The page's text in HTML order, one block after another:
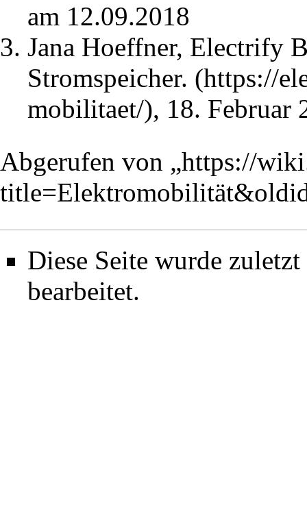
am 12.09.2018
Jana Hoeffner, Electrify
Stromspeicher.
, 18. Februar
Abgerufen von „https://
Diese Seite wurde
bearbeitet.